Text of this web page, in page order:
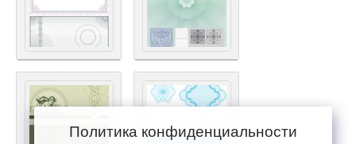
Политика конфиденциальности